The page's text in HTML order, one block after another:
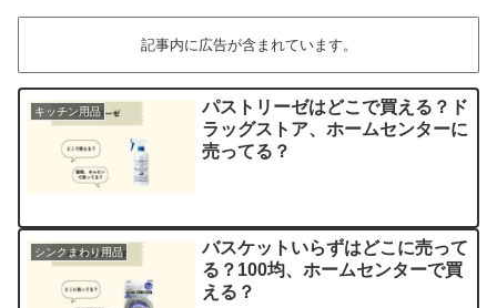
記事内に広告が含まれています。
キッチン用品
パストリーゼはどこで買える？ド
ラッグストア、ホームセンターに
売ってる？
シンクまわり用品
バスケットいらずはどこに売って
る？100均、ホームセンターで買
える？